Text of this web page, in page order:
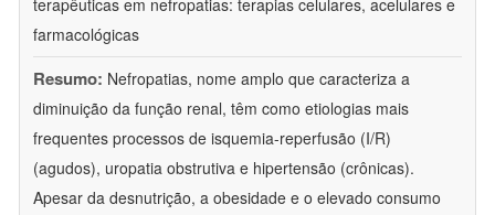
terapêuticas em nefropatias: terapias celulares, acelulares e
farmacológicas
Resumo: Nefropatias, nome amplo que caracteriza a
diminuição da função renal, têm como etiologias mais
frequentes processos de isquemia-reperfusão (I/R)
(agudos), uropatia obstrutiva e hipertensão (crônicas).
Apesar da desnutrição, a obesidade e o elevado consumo